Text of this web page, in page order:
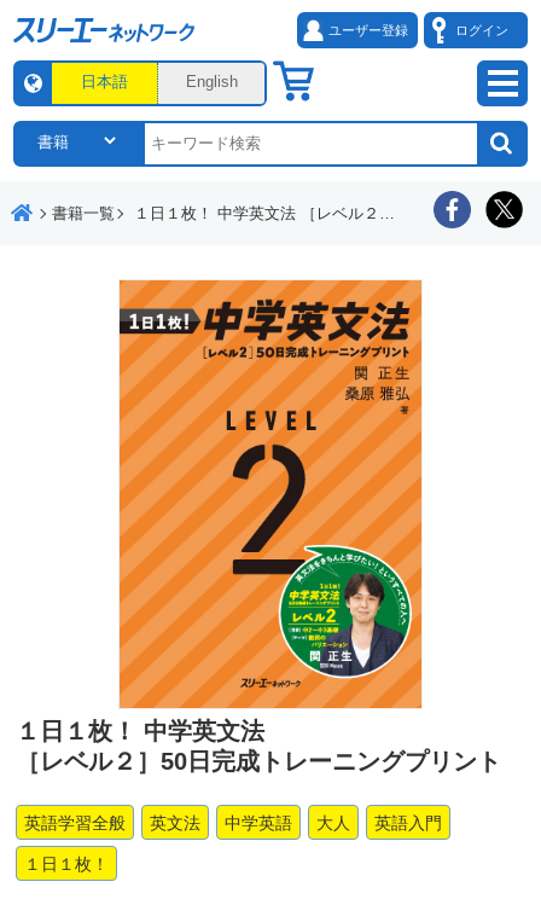
ユーザー登録 ログイン
日本語 English
書籍一覧 １日１枚！ 中学英文法 ［レベル２］50日完成トレーニングプリント
１日１枚！ 中学英文法
［レベル２］50日完成トレーニングプリント
英語学習全般 英文法 中学英語 大人 英語入門
１日１枚！